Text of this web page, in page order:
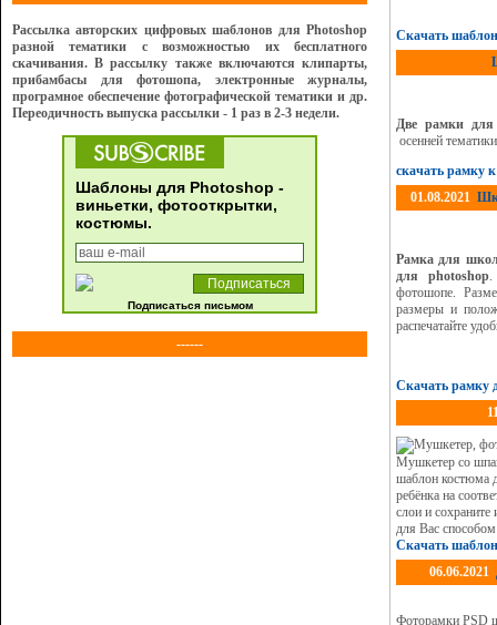
Рассылка авторских цифровых шаблонов для Photoshop
разной тематики с возможностью их бесплатного
скачивания. В рассылку также включаются клипарты,
прибамбасы для фотошопа, электронные журналы,
програмное обеспечение фотографической тематики и др.
Переодичность выпуска рассылки - 1 раз в 2-3 недели.
Шаблоны для Photoshop -
виньетки, фотооткрытки,
костюмы.
Подписаться письмом
------
Скачать
Две рамки
осенней
скачать рамку
01.08.2021
Рамка для
для photoshop.
фотошопе.
размеры и
распечатайте
Скачать рамку
Мушкетер со
шаблон костюма
ребёнка на
слои и
для Вас способом
Скачать шаблон
06.06.2021
Фоторамки PSD